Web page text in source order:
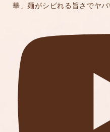
華」麺がシビれる旨さでヤ